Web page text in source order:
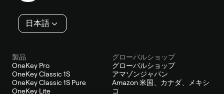
日本語
製品
OneKey Pro
OneKey Classic 1S
OneKey Classic 1S Pure
OneKey Lite
グローバルショップ
グローバルショップ
アマゾンジャパン
Amazon 米国、カナダ、メキシ
コ